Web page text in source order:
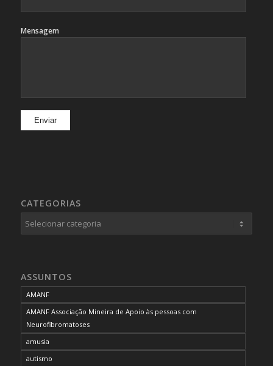
Mensagem
CATEGORIAS
Categorias
ASSUNTOS
AMANF
AMANF Associação Mineira de Apoio às pessoas com
Neurofibromatoses
amusia
autismo